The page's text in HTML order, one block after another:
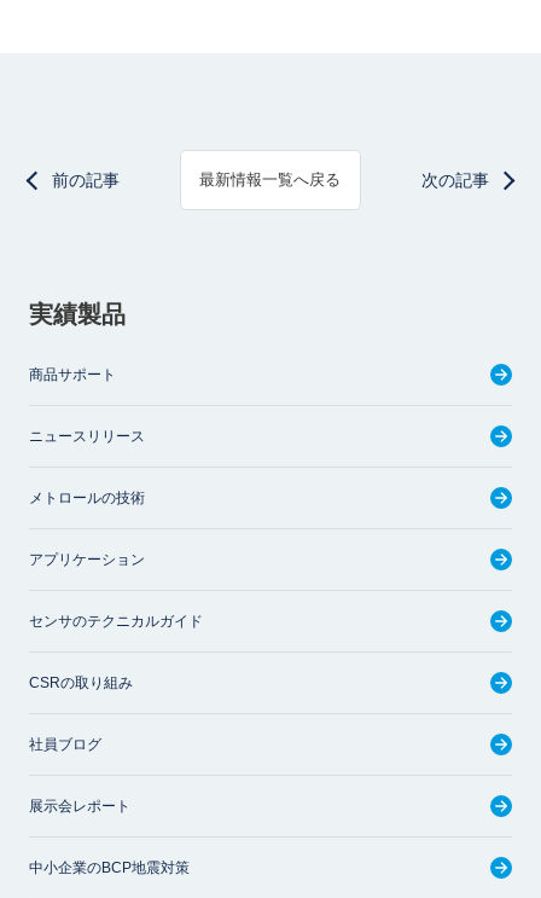
前の記事 最新情報一覧へ戻る 次の記事
実績製品
商品サポート
ニュースリリース
メトロールの技術
アプリケーション
センサのテクニカルガイド
CSRの取り組み
社員ブログ
展示会レポート
中小企業のBCP地震対策